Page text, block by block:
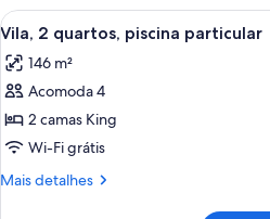
o
jardim
luxo,
1
King,
vista
o
jardim
Carrega
todas
as
fotos
de
Vila,
2
18
Vila, 2 quartos, piscina particular
146 m²
Acomoda 4
2 camas King
Wi-Fi grátis
Mais detalhes
Mais